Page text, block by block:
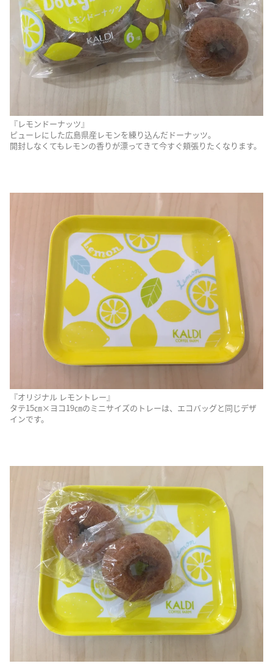
『レモンドーナッツ』
ピューレにした広島県産レモンを練り込んだドーナッツ。
開封しなくてもレモンの香りが漂ってきて今すぐ頬張りたくなります。
『オリジナル レモントレー』
タテ15㎝×ヨコ19㎝のミニサイズのトレーは、エコバッグと同じデザ
インです。